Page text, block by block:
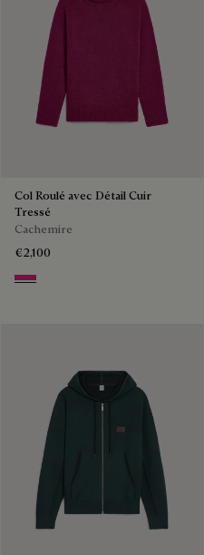
Col Roulé avec Détail Cuir
Tressé
Cachemire
€2,100
Purple Fushia